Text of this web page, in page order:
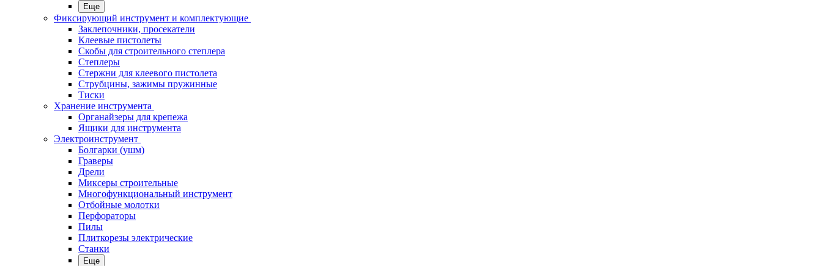
Еще
Фиксирующий инструмент и комплектующие
Заклепочники, просекатели
Клеевые пистолеты
Скобы для строительного степлера
Степлеры
Стержни для клеевого пистолета
Струбцины, зажимы пружинные
Тиски
Хранение инструмента
Органайзеры для крепежа
Ящики для инструмента
Электроинструмент
Болгарки (ушм)
Граверы
Дрели
Миксеры строительные
Многофункциональный инструмент
Отбойные молотки
Перфораторы
Пилы
Плиткорезы электрические
Станки
Еще